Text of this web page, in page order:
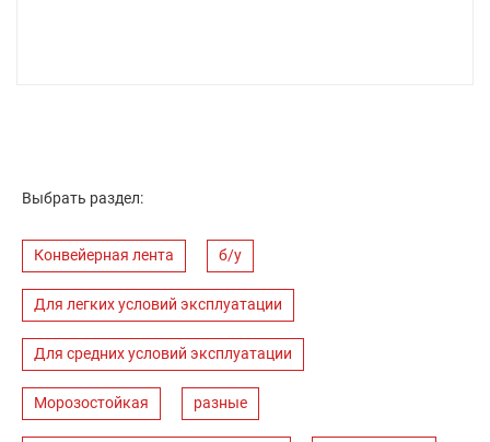
Выбрать раздел:
Конвейерная лента б/у
Для легких условий эксплуатации
Для средних условий эксплуатации
Морозостойкая разные